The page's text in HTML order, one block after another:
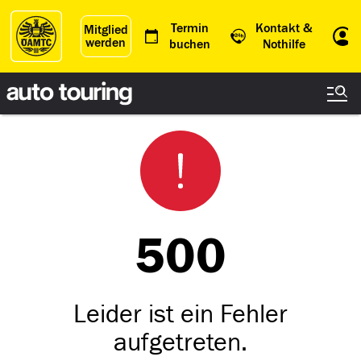
Mitglied
werden
Termin
buchen
Kontakt &
Nothilfe
500
Leider ist ein Fehler
aufgetreten.